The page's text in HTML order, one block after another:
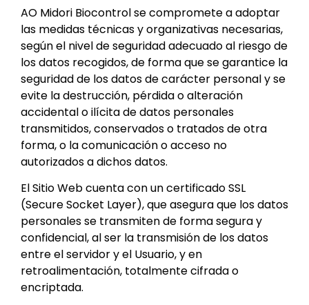
AO Midori Biocontrol se compromete a adoptar
las medidas técnicas y organizativas necesarias,
según el nivel de seguridad adecuado al riesgo de
los datos recogidos, de forma que se garantice la
seguridad de los datos de carácter personal y se
evite la destrucción, pérdida o alteración
accidental o ilícita de datos personales
transmitidos, conservados o tratados de otra
forma, o la comunicación o acceso no
autorizados a dichos datos.
El Sitio Web cuenta con un certificado SSL
(Secure Socket Layer), que asegura que los datos
personales se transmiten de forma segura y
confidencial, al ser la transmisión de los datos
entre el servidor y el Usuario, y en
retroalimentación, totalmente cifrada o
encriptada.